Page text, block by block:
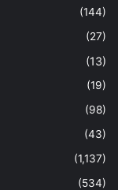
(144)
(27)
(13)
(19)
(98)
(43)
(1,137)
(534)